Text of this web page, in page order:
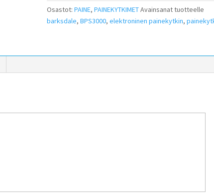
Osastot:PAINE,PAINEKYTKIMETAvainsanat tuotteelle
barksdale,BPS3000,elektroninen painekytkin,